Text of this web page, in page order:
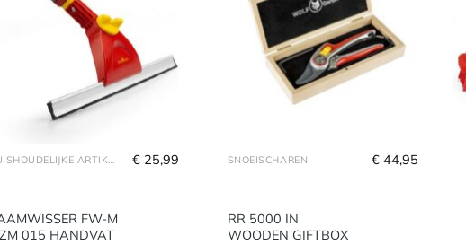
FW-M
015 HANDVAT
€ 25,99 SNOEISCHAREN
RR 5000 IN
WOODEN GIFTBOX
€ 44,95